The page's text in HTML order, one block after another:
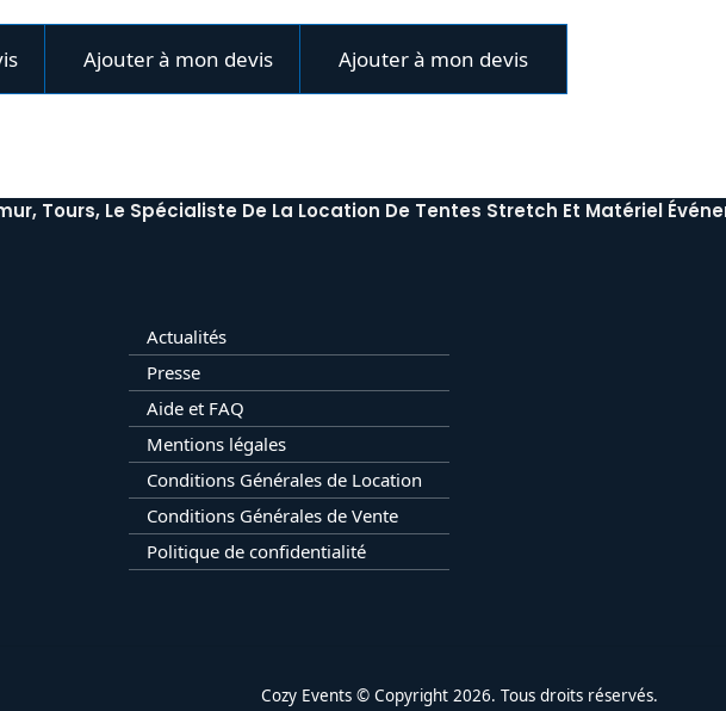
Ajouter à mon devis Ajouter à mon devis
Tours, Le Spécialiste De La Location De Tentes Stretch Et Matériel
Actualités
Presse
Aide et FAQ
Mentions légales
Conditions Générales de Location
Conditions Générales de Vente
Politique de confidentialité
Cozy Events © Copyright 2026. Tous droits réservés.